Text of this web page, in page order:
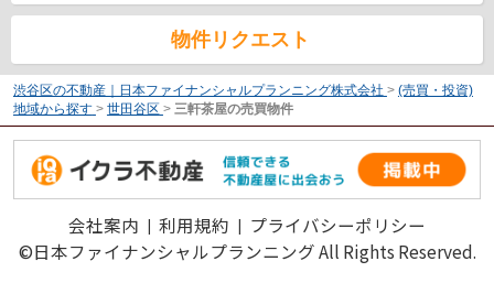
物件リクエスト
渋谷区の不動産｜日本ファイナンシャルプランニング株式会社 > (売買・投資)
地域から探す > 世田谷区 > 三軒茶屋の売買物件
会社案内 利用規約
プライバシーポリシー
©日本ファイナンシャルプランニング All Rights Reserved.